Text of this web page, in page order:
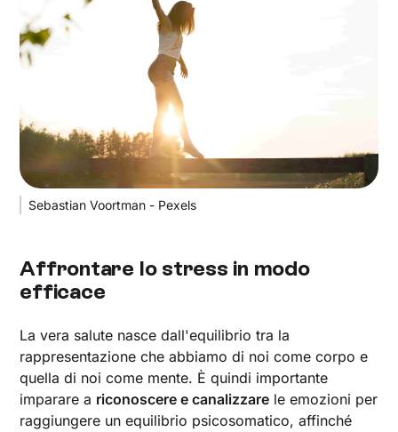
Sebastian Voortman - Pexels
Affrontare lo stress in modo
efficace
La vera salute nasce dall'equilibrio tra la
rappresentazione che abbiamo di noi come corpo e
quella di noi come mente. È quindi importante
imparare a riconoscere e canalizzare le emozioni per
raggiungere un equilibrio psicosomatico, affinché